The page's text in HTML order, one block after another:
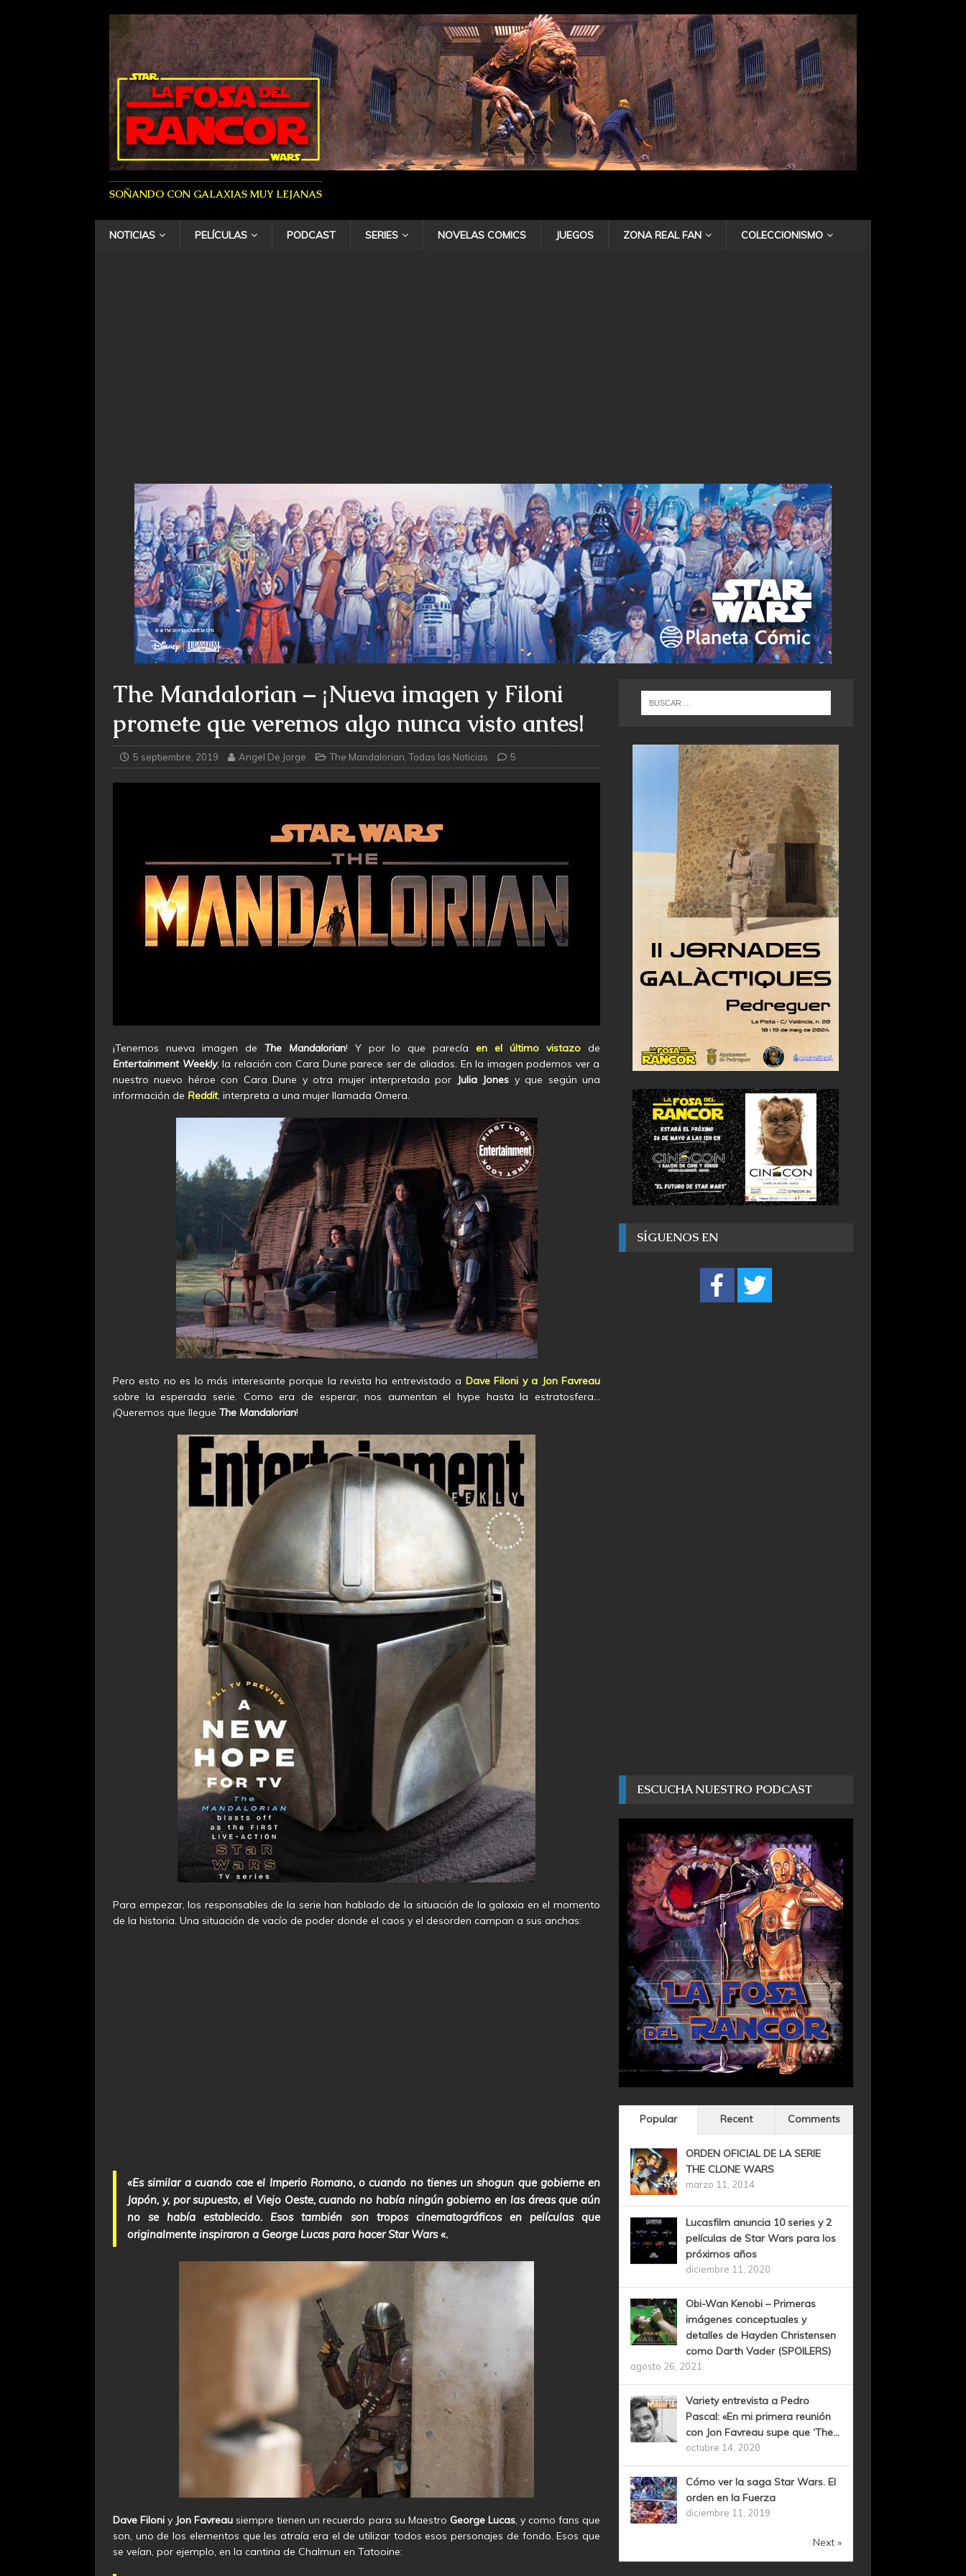
SOÑANDO CON GALAXIAS MUY LEJANAS
NOTICIAS PELÍCULAS PODCAST SERIES NOVELAS COMICS JUEGOS ZONA REAL FAN COLECCIONISMO
The Mandalorian – ¡Nueva imagen y Filoni
promete que veremos algo nunca visto antes!
5 septiembre, 2019 Angel De Jorge The Mandalorian ,Todas las Noticias 5
¡Tenemos nueva imagen de The Mandalorian! Y por lo que parecíaen el último vistazo de
Entertainment Weekly, la relación con Cara Dune parece ser de aliados. En la imagen podemos ver a
nuestro nuevo héroe con Cara Dune y otra mujer interpretada por Julia Jones y que según una
información de Reddit, interpreta a una mujer llamada Omera.
Pero esto no es lo más interesante porque la revista ha entrevistado a Dave Filoni y a Jon Favreau
sobre la esperada serie. Como era de esperar, nos aumentan el hype hasta la estratosfera…
¡Queremos que llegue The Mandalorian!
Para empezar, los responsables de la serie han hablado de la situación de la galaxia en el momento
de la historia. Una situación de vacío de poder donde el caos y el desorden campan a sus anchas:
«Es similar a cuando cae el Imperio Romano, o cuando no tienes un shogun que gobierne en
Japón, y, por supuesto, el Viejo Oeste, cuando no había ningún gobierno en las áreas que aún
no se había establecido. Esos también son tropos cinematográficos en películas que
originalmente inspiraron a George Lucas para hacer Star Wars «.
Dave Filoni y Jon Favreau siempre tienen un recuerdo para su Maestro George Lucas, y como fans que
son, uno de los elementos que les atraía era el de utilizar todos esos personajes de fondo. Esos que
se veían, por ejemplo, en la cantina de Chalmun en Tatooine:
SÍGUENOS EN
ESCUCHA NUESTRO PODCAST
Popular Recent Comments
ORDEN OFICIAL DE LA SERIE
THE CLONE WARS
marzo 11, 2014
Lucasfilm anuncia 10 series y 2
películas de Star Wars para los
próximos años
diciembre 11, 2020
Obi-Wan Kenobi – Primeras
imágenes conceptuales y
detalles de Hayden Christensen
como Darth Vader (SPOILERS)
agosto 26, 2021
Variety entrevista a Pedro
Pascal: «En mi primera reunión
con Jon Favreau supe que ‘The...
octubre 14, 2020
Cómo ver la saga Star Wars. El
orden en la Fuerza
diciembre 11, 2019
Next »